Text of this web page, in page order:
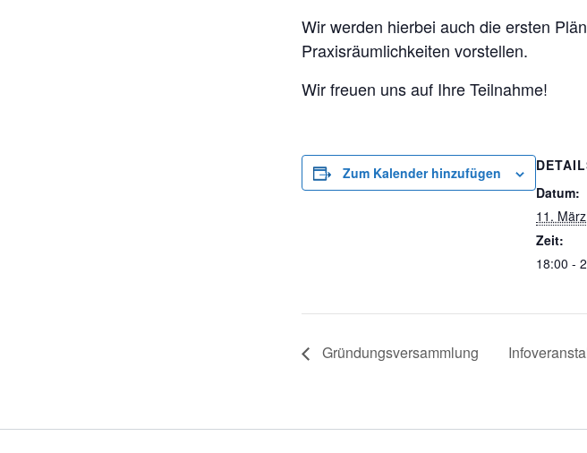
Wir werden hierbei auch die ersten
Praxisräumlichkeiten vorstellen.
Wir freuen uns auf Ihre Teilnahme!
Zum Kalender hinzufügen
Datum:
11. März
Zeit:
18:00 -
Gründungsversammlung